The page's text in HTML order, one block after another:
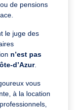
de pensions
le juge des
n’est pas
d’Azur.
vous
à la location